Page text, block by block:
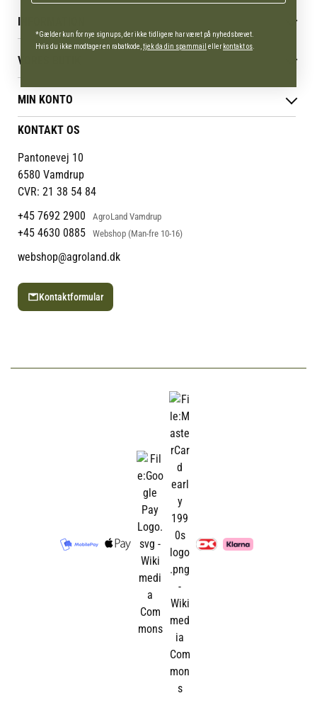
foder ved hver fodring.
INFORMATION
Betingelser & vilkår
Reklamations- & fortrydelsesret
Levering & afhentning
Følg din bestilling
Persondatapolitik
Cookies
VORES BUTIK
Vores butikker
Job
Mærker
Om os
Om Vestjyllands Andel
Blog
Ofte stillede spørgsmål
MIN KONTO
Administrer min konto
KONTAKT OS
Pantonevej 10
6580 Vamdrup
CVR: 21 38 54 84
+45 7692 2900
AgroLand Vamdrup
+45 4630 0885 Webshop (Man-fre 10-16)
webshop@agroland.dk
Kontaktformular
*Gælder kun for nye signups, der ikke tidligere har været på nyhedsbrevet.
Hvis du ikke modtager en rabatkode, tjek da din spammail ellerkontakt os